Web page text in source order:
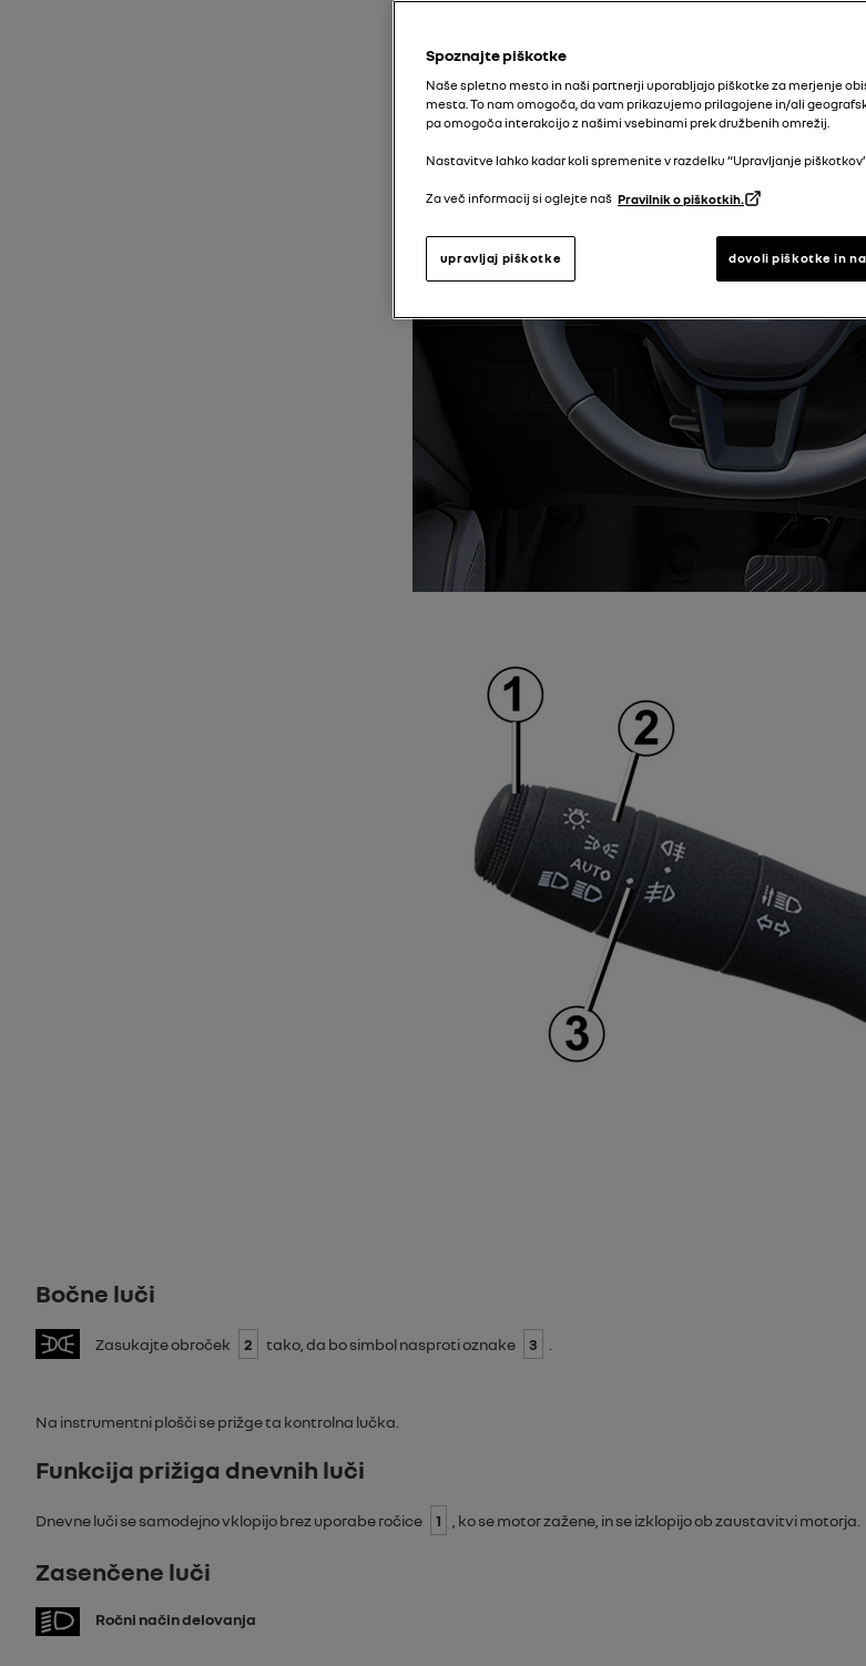
Bočne luči
Zasukajte obroček 2 tako, da bo simbol nasproti oznake 3
Na instrumentni plošči se prižge ta kontrolna lučka.
Funkcija prižiga dnevnih luči
Dnevne luči se samodejno vklopijo brez uporabe ročice 1 , ko se motor zažene, in se izklopijo ob zaustavitvi motorja.
Zasenčene luči
Ročni način delovanja
Spoznajte piškotke
Naše spletno mesto in naši partnerji uporabljajo piškotke za merjenje
mesta. To nam omogoča, da vam prikazujemo prilagojene in/ali
pa omogoča interakcijo z našimi vsebinami prek družbenih omrežij.
Nastavitve lahko kadar koli spremenite v razdelku “Upravljanje
Za več informacij si oglejte naš Pravilnik o piškotkih.
dovoli piškotke in
upravljaj piškotke